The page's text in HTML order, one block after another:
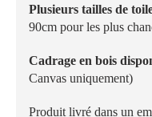
Plusieurs tailles de
90cm pour les plus
Cadrage en bois
Canvas uniquement)
Produit livré dans un